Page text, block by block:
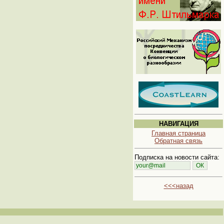
НАВИГАЦИЯ
Главная страница
Обратная связь
Подписка на новости сайта:
<<<назад